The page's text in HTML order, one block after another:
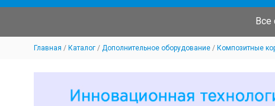
Все
Главная Каталог Дополнительное оборудование Композитные